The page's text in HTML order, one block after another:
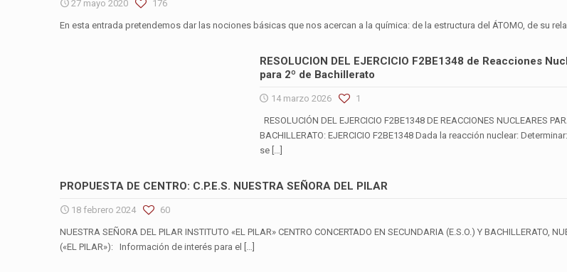
27 mayo 2020 176
En esta entrada pretendemos dar las nociones básicas que nos acercan a la química: de la estructura del ÁTOMO, de su
RESOLUCION DEL EJERCICIO F2BE1348 de Reacciones
para 2º de Bachillerato
14 marzo 2026 1
RESOLUCIÓN DEL EJERCICIO F2BE1348 DE REACCIONES NUCLEARES
BACHILLERATO: EJERCICIO F2BE1348 Dada la reacción nuclear:
se[…]
PROPUESTA DE CENTRO: C.P.E.S. NUESTRA SEÑORA DEL PILAR
18 febrero 2024 60
NUESTRA SEÑORA DEL PILAR INSTITUTO «EL PILAR» CENTRO CONCERTADO EN SECUNDARIA (E.S.O.) Y BACHILLERATO,
(«EL PILAR»): Información de interés para el
[…]